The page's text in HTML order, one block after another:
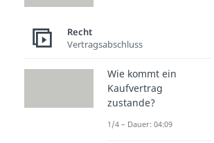
➡️ Der
Kommt ein
wenn du eine
einwirfst, die mehr
wert ist?
Recht
Vertragsabschluss
Wie kommt ein
Kaufvertrag
zustande?
1/4 – Dauer: 04:09